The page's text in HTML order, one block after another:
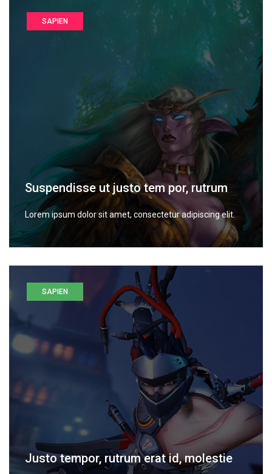
SAPIEN
Suspendisse ut justo tem por, rutrum
Lorem ipsum dolor sit amet, consectetur adipiscing elit.
SAPIEN
Justo tempor, rutrum erat id, molestie